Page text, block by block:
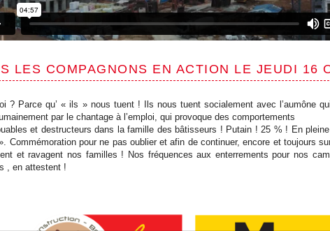
LES COMPAGNONS EN ACTION LE JEUDI 16
? Parce qu’ « ils » nous tuent ! Ils nous tuent socialement avec l’aumône
par le chantage à l’emploi, qui provoque des comportements
et destructeurs dans la famille des bâtisseurs ! Putain ! 25 % ! En
Commémoration pour ne pas oublier et afin de continuer, encore et toujours
et ravagent nos familles ! Nos fréquences aux enterrements pour nos
, en attestent !